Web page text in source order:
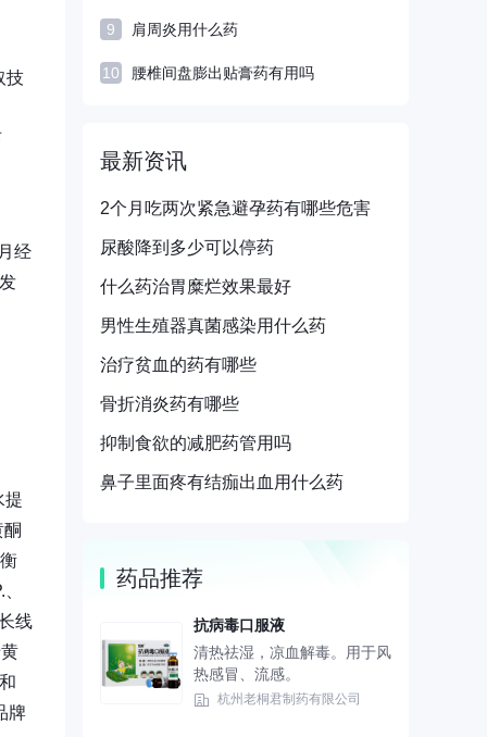
技
经
提
线
牌
9 肩周炎用什么药
10 腰椎间盘膨出贴膏药有用吗
最新资讯
2个月吃两次紧急避孕药有哪些危害
尿酸降到多少可以停药
什么药治胃糜烂效果最好
男性生殖器真菌感染用什么药
治疗贫血的药有哪些
骨折消炎药有哪些
抑制食欲的减肥药管用吗
鼻子里面疼有结痂出血用什么药
药品推荐
抗病毒口服液
清热祛湿，凉血解毒。用于风
热感冒、流感。
杭州老桐君制药有限公司